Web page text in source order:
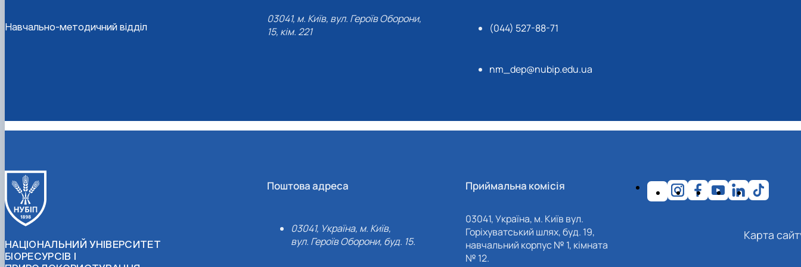
Навчально-методичний відділ
03041, м. Київ, вул. Героїв Оборони,
15, кім. 221
(044) 527-88-71
nm_dep@nubip.edu.ua
НАЦІОНАЛЬНИЙ УНІВЕРСИТЕТ
БІОРЕСУРСІВ І
Поштова адреса
03041, Україна, м. Київ,
вул. Героїв Оборони, буд. 15.
Приймальна комісія
03041, Україна, м. Київ вул.
Горіхуватський шлях, буд. 19,
навчальний корпус № 1, кімната
№ 12.
Карта